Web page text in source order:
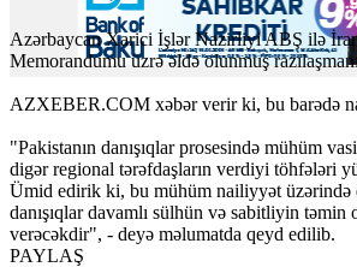
Azərbaycan Xarici İşlər Nazirliyi ABŞ ilə İran
Memorandumu üzrə əldə olunmuş
AZXEBER.COM xəbər verir ki, bu barədə
"Pakistanın danışıqlar prosesində mühüm
digər regional tərəfdaşların verdiyi töhfələri
Ümid edirik ki, bu mühüm nailiyyət üzərində
danışıqlar davamlı sülhün və sabitliyin təmin
verəcəkdir", - deyə məlumatda qeyd edilib.
PAYLAŞ